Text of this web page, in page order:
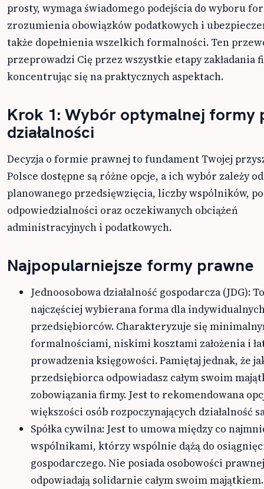
prosty, wymaga świadomego podejścia do wyboru
zrozumienia obowiązków podatkowych i
także dopełnienia wszelkich formalności. Ten
przeprowadzi Cię przez wszystkie etapy zakładania
koncentrując się na praktycznych aspektach.
Krok 1: Wybór optymalnej formy
działalności
Decyzja o formie prawnej to fundament Twojej
Polsce dostępne są różne opcje, a ich wybór zależy
planowanego przedsięwzięcia, liczby wspólników,
odpowiedzialności oraz oczekiwanych obciążeń
administracyjnych i podatkowych.
Najpopularniejsze formy prawne
Jednoosobowa działalność gospodarcza (JDG):
najczęściej wybierana forma dla
przedsiębiorców. Charakteryzuje się
formalnościami, niskimi kosztami założenia i
prowadzenia księgowości. Pamiętaj jednak, że
przedsiębiorca odpowiadasz całym swoim
zobowiązania firmy. Jest to rekomendowana
większości osób rozpoczynających działalność
Spółka cywilna: Jest to umowa między co
wspólnikami, którzy wspólnie dążą do
gospodarczego. Nie posiada osobowości
odpowiadają solidarnie całym swoim